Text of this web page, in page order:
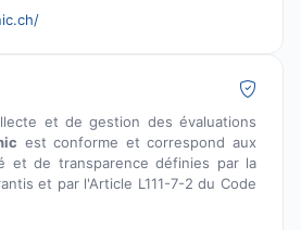
et de gestion des évaluations
est conforme et correspond aux
et de transparence définies par la
et par l'Article L111-7-2 du Code